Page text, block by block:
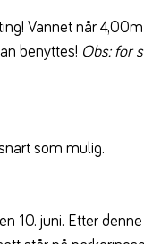
Vannet når 4,00m
benyttes! Obs: for
som mulig.
10. juni. Etter